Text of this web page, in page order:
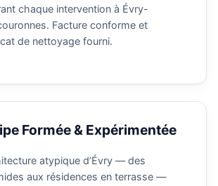
chaque intervention à Évry-
Facture conforme et
de nettoyage fourni.
Formée & Expérimentée
atypique d’Évry — des
aux résidences en terrasse —